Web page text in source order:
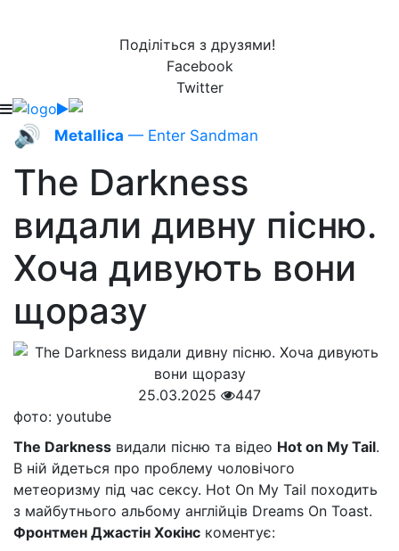
Поділіться з друзями!
Facebook
Twitter
🔊 Metallica — Enter Sandman
The Darkness
видали дивну пісню.
Хоча дивують вони
щоразу
25.03.2025
447
фото: youtube
The Darkness видали пісню та відео Hot on My Tail.
В ній йдеться про проблему чоловічого
метеоризму під час сексу. Hot On My Tail походить
з майбутнього альбому англійців Dreams On Toast.
Фронтмен Джастін Хокінс коментує: